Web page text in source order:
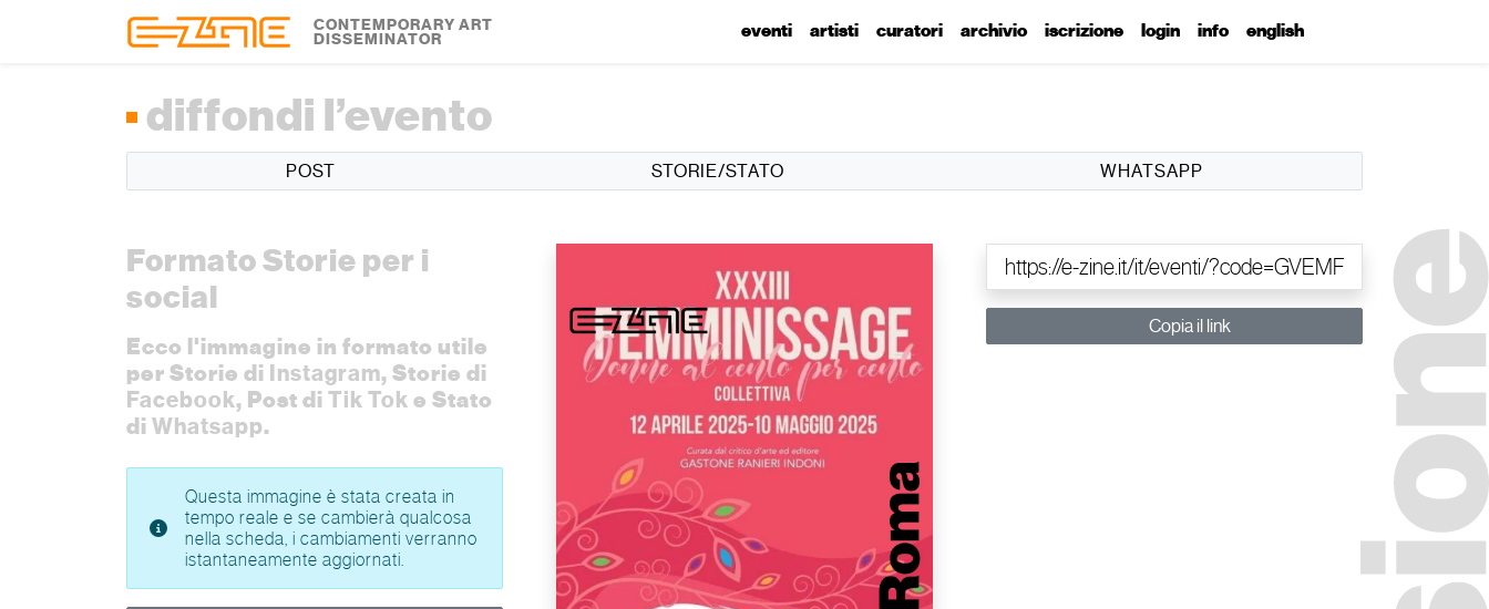
CONTEMPORARY ART
DISSEMINATOR eventi artisti curatori archivio iscrizione login info english
diffondi l’evento
POST STORIE/STATO WHATSAPP
Formato Storie per i
social
Ecco l'immagine in formato utile
per Storie di Instagram, Storie di
Facebook, Post di Tik Tok e Stato
di Whatsapp.
Questa immagine è stata creata in
tempo reale e se cambierà qualcosa
nella scheda, i cambiamenti verranno
istantaneamente aggiornati.
Copia il link